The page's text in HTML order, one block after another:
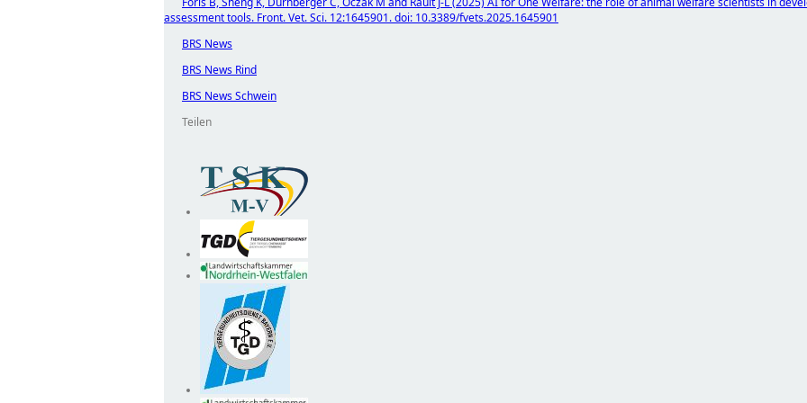
assessment tools. Front. Vet. Sci. 12:1645901. doi: 10.3389/fvets.2025.1645901
BRS News
BRS News Rind
BRS News Schwein
Teilen